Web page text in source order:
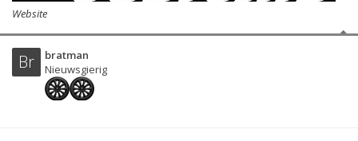
Website
Br
bratman
Nieuwsgierig